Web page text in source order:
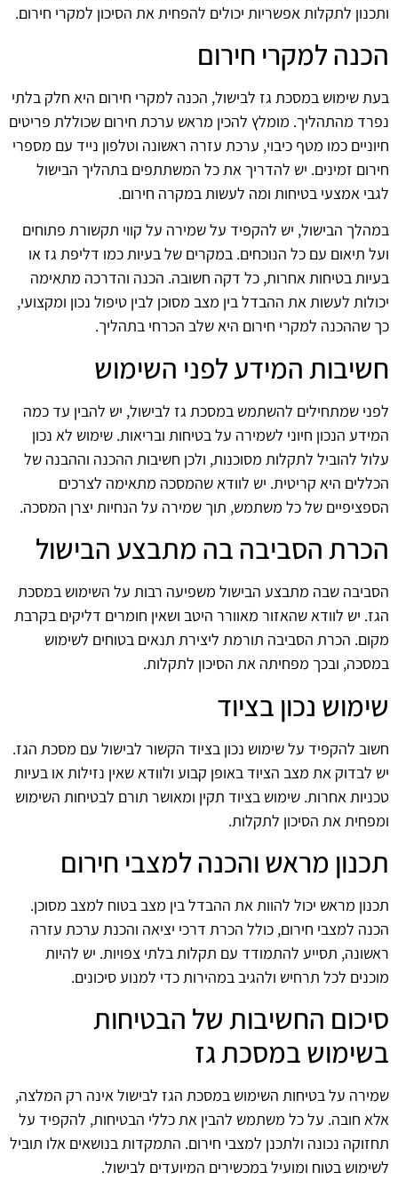
ותכנון לתקלות אפשריות יכולים להפחית את הסיכון למקרי חירום.
הכנה למקרי חירום
בעת שימוש במסכת גז לבישול, הכנה למקרי חירום היא חלק בלתי
נפרד מהתהליך. מומלץ להכין מראש ערכת חירום שכוללת פריטים
חיוניים כמו מטף כיבוי, ערכת עזרה ראשונה וטלפון נייד עם מספרי
חירום זמינים. יש להדריך את כל המשתתפים בתהליך הבישול
לגבי אמצעי בטיחות ומה לעשות במקרה חירום.
במהלך הבישול, יש להקפיד על שמירה על קווי תקשורת פתוחים
ועל תיאום עם כל הנוכחים. במקרים של בעיות כמו דליפת גז או
בעיות בטיחות אחרות, כל דקה חשובה. הכנה והדרכה מתאימה
יכולות לעשות את ההבדל בין מצב מסוכן לבין טיפול נכון ומקצועי,
כך שההכנה למקרי חירום היא שלב הכרחי בתהליך.
חשיבות המידע לפני השימוש
לפני שמתחילים להשתמש במסכת גז לבישול, יש להבין עד כמה
המידע הנכון חיוני לשמירה על בטיחות ובריאות. שימוש לא נכון
עלול להוביל לתקלות מסוכנות, ולכן חשיבות ההכנה וההבנה של
הכללים היא קריטית. יש לוודא שהמסכה מתאימה לצרכים
הספציפיים של כל משתמש, תוך שמירה על הנחיות יצרן המסכה.
הכרת הסביבה בה מתבצע הבישול
הסביבה שבה מתבצע הבישול משפיעה רבות על השימוש במסכת
הגז. יש לוודא שהאזור מאוורר היטב ושאין חומרים דליקים בקרבת
מקום. הכרת הסביבה תורמת ליצירת תנאים בטוחים לשימוש
במסכה, ובכך מפחיתה את הסיכון לתקלות.
שימוש נכון בציוד
חשוב להקפיד על שימוש נכון בציוד הקשור לבישול עם מסכת הגז.
יש לבדוק את מצב הציוד באופן קבוע ולוודא שאין נזילות או בעיות
טכניות אחרות. שימוש בציוד תקין ומאושר תורם לבטיחות השימוש
ומפחית את הסיכון לתקלות.
תכנון מראש והכנה למצבי חירום
תכנון מראש יכול להוות את ההבדל בין מצב בטוח למצב מסוכן.
הכנה למצבי חירום, כולל הכרת דרכי יציאה והכנת ערכת עזרה
ראשונה, תסייע להתמודד עם תקלות בלתי צפויות. יש להיות
מוכנים לכל תרחיש ולהגיב במהירות כדי למנוע סיכונים.
סיכום החשיבות של הבטיחות
בשימוש במסכת גז
שמירה על בטיחות השימוש במסכת הגז לבישול אינה רק המלצה,
אלא חובה. על כל משתמש להבין את כללי הבטיחות, להקפיד על
תחזוקה נכונה ולתכנן למצבי חירום. התמקדות בנושאים אלו תוביל
לשימוש בטוח ומועיל במכשירים המיועדים לבישול.